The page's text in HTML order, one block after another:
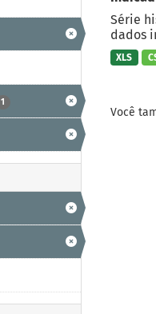
1
Série
dados
XLS
Você